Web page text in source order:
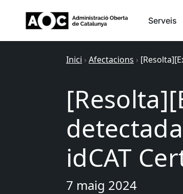
Serveis
Inici › Afectacions ›
idCAT
7 maig 2024